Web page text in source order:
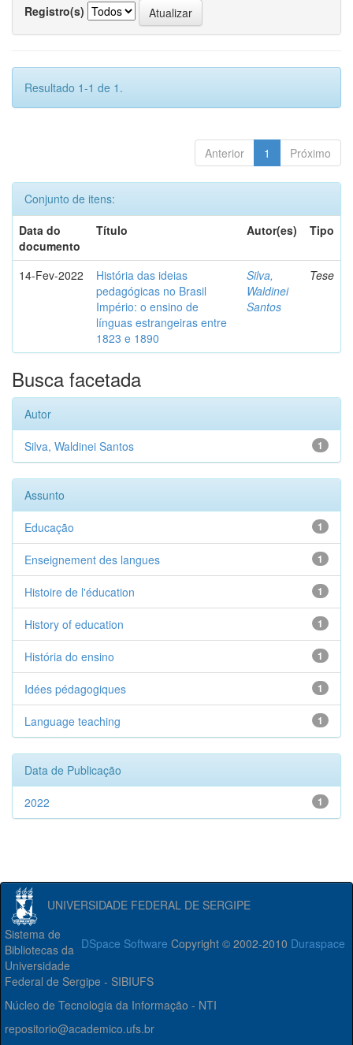
Registro(s)
Resultado 1-1 de 1.
Anterior 1 Próximo
Conjunto de itens:
Data do
documento
Título Autor(es) Tipo
14-Fev-2022
História das ideias
pedagógicas no Brasil
Império: o ensino de
línguas estrangeiras entre
1823 e 1890
Silva,
Waldinei
Santos
Tese
Busca facetada
Autor
1
Silva, Waldinei Santos
Assunto
1
Educação
1
Enseignement des langues
1
Histoire de l'éducation
1
History of education
1
História do ensino
1
Idées pédagogiques
1
Language teaching
Data de Publicação
1
2022
UNIVERSIDADE FEDERAL DE SERGIPE
DSpace Software Copyright © 2002-2010 Duraspace
Sistema de
Bibliotecas da
Universidade
Federal de Sergipe - SIBIUFS
Núcleo de Tecnologia da Informação - NTI
repositorio@academico.ufs.br